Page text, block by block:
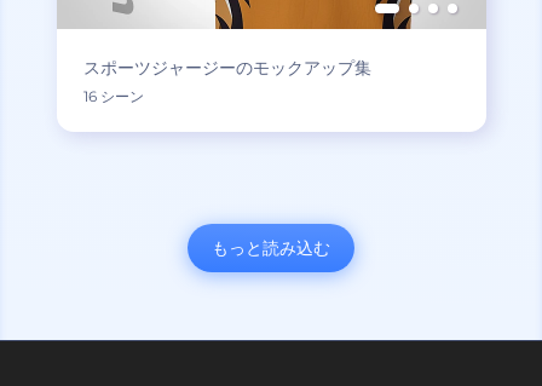
スポーツジャージーのモックアップ集
16 シーン
もっと読み込む